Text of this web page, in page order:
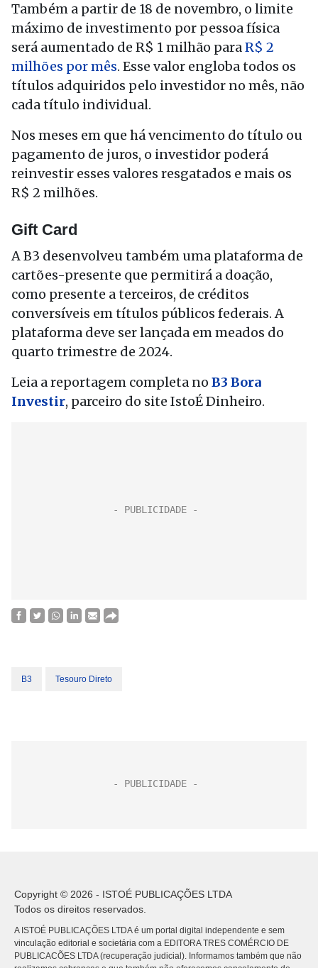
Também a partir de 18 de novembro, o limite
máximo de investimento por pessoa física
será aumentado de R$ 1 milhão paraR$ 2
milhões por mês. Esse valor engloba todos os
títulos adquiridos pelo investidor no mês, não
cada título individual.
Nos meses em que há vencimento do título ou
pagamento de juros, o investidor poderá
reinvestir esses valores resgatados e mais os
R$ 2 milhões.
Gift Card
A B3 desenvolveu também uma plataforma de
cartões-presente que permitirá a doação,
como presente a terceiros, de créditos
conversíveis em títulos públicos federais. A
plataforma deve ser lançada em meados do
quarto trimestre de 2024.
Leia a reportagem completa no B3 Bora
Investir, parceiro do site IstoÉ Dinheiro.
B3 Tesouro Direto
Copyright © 2026 - ISTOÉ PUBLICAÇÕES LTDA
Todos os direitos reservados.
A ISTOÉ PUBLICAÇÕES LTDA é um portal digital independente e sem
vinculação editorial e societária com a EDITORA TRES COMÉRCIO DE
PUBLICACÕES LTDA (recuperação judicial). Informamos também que não